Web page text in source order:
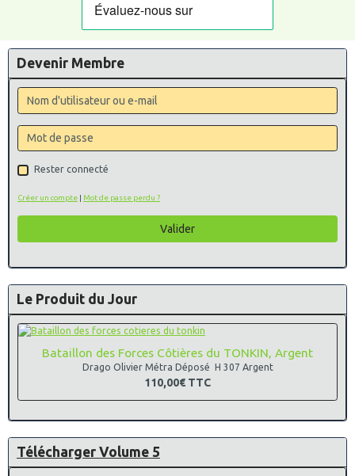
Devenir Membre
Rester connecté
Créer un compte | Mot de passe perdu ?
Valider
Le Produit du Jour
Bataillon des Forces Côtières du TONKIN, Argent
Drago Olivier Métra Déposé H 307 Argent
110,00€ TTC
Télécharger Volume 5